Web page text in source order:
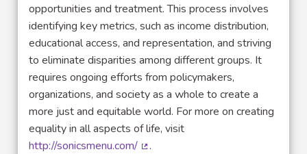
opportunities and treatment. This process involves
identifying key metrics, such as income distribution,
educational access, and representation, and striving
to eliminate disparities among different groups. It
requires ongoing efforts from policymakers,
organizations, and society as a whole to create a
more just and equitable world. For more on creating
equality in all aspects of life, visit
http://sonicsmenu.com/
.